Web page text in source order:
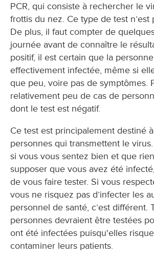
PCR, qui consiste à rechercher le
frottis du nez. Ce type de test n’est
De plus, il faut compter de
journée avant de connaître le
positif, il est certain que la
effectivement infectée, même si
que peu, voire pas de symptômes.
relativement peu de cas de
dont le test est négatif.
Ce test est principalement destiné
personnes qui transmettent le
si vous vous sentez bien et que
supposer que vous avez été
de vous faire tester. Si vous
vous ne risquez pas d’infecter les
personnel de santé, c’est différent.
personnes devraient être testées
ont été infectées puisqu'elles
contaminer leurs patients.